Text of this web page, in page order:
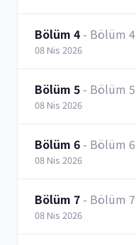
Bölüm 4 - Bölüm 4
08 Nis 2026
Bölüm 5 - Bölüm 5
08 Nis 2026
Bölüm 6 - Bölüm 6
08 Nis 2026
Bölüm 7 - Bölüm 7
08 Nis 2026